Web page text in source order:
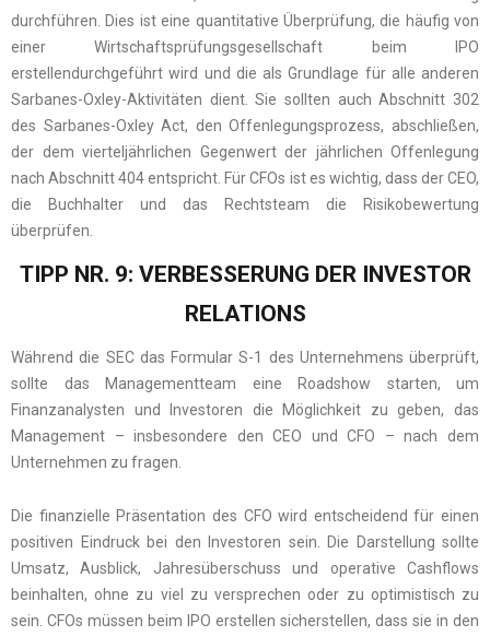
durchführen. Dies ist eine quantitative Überprüfung, die häufig von
einer Wirtschaftsprüfungsgesellschaft beim IPO
erstellendurchgeführt wird und die als Grundlage für alle anderen
Sarbanes-Oxley-Aktivitäten dient. Sie sollten auch Abschnitt 302
des Sarbanes-Oxley Act, den Offenlegungsprozess, abschließen,
der dem vierteljährlichen Gegenwert der jährlichen Offenlegung
nach Abschnitt 404 entspricht. Für CFOs ist es wichtig, dass der CEO,
die Buchhalter und das Rechtsteam die Risikobewertung
überprüfen.
TIPP NR. 9: VERBESSERUNG DER INVESTOR
RELATIONS
Während die SEC das Formular S-1 des Unternehmens überprüft,
sollte das Managementteam eine Roadshow starten, um
Finanzanalysten und Investoren die Möglichkeit zu geben, das
Management – insbesondere den CEO und CFO – nach dem
Unternehmen zu fragen.
Die finanzielle Präsentation des CFO wird entscheidend für einen
positiven Eindruck bei den Investoren sein. Die Darstellung sollte
Umsatz, Ausblick, Jahresüberschuss und operative Cashflows
beinhalten, ohne zu viel zu versprechen oder zu optimistisch zu
sein. CFOs müssen beim IPO erstellen sicherstellen, dass sie in den